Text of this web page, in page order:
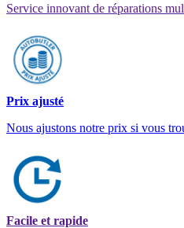
Service innovant de réparations
Prix ajusté
Nous ajustons notre prix si vous
Facile et rapide